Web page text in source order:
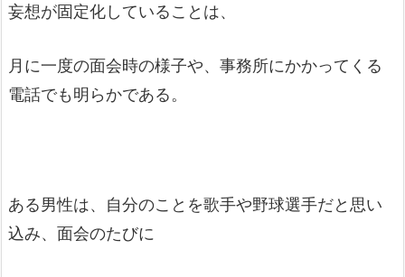
妄想が固定化していることは、
月に一度の面会時の様子や、事務所にかかってくる
電話でも明らかである。
ある男性は、自分のことを歌手や野球選手だと思い
込み、面会のたびに